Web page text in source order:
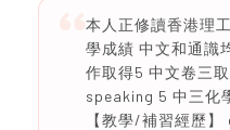
本人正修讀香港理
學成績 中文和通識
作取得5 中文卷三
speaking 5 中三化
【教學/補習經歷